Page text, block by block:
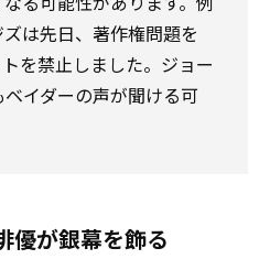
は先日、著作権問題を
を禁止しました。ジョー
イダーの声が聞ける可
優が銀幕を飾る